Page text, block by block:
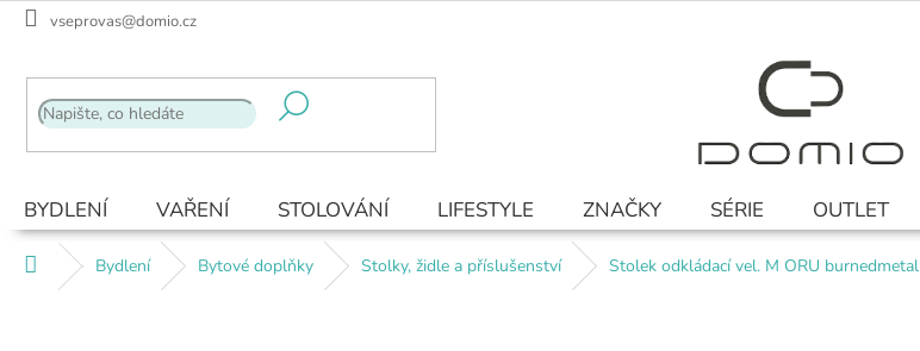
Přejít
vseprovas@domio.cz
BYDLENÍ VAŘENÍ STOLOVÁNÍ LIFESTYLE ZNAČKY SÉRIE OUTLET
Domů Bydlení Bytové doplňky Stolky, židle a příslušenství Stolek odkládací vel. M ORU burnedmetal